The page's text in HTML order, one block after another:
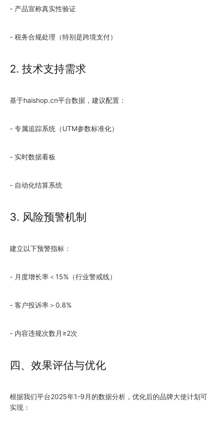
- 产品宣称真实性验证
- 税务合规处理（特别是跨境支付）
2. 技术支持需求
基于haishop.cn平台数据，建议配置：
- 专属追踪系统（UTM参数标准化）
- 实时数据看板
- 自动化结算系统
3. 风险预警机制
建立以下预警指标：
- 月度增长率＜15%（行业警戒线）
- 客户投诉率＞0.8%
- 内容违规次数月≥2次
四、效果评估与优化
根据我们平台2025年1-9月的数据分析，优化后的品牌大使计划可
实现：